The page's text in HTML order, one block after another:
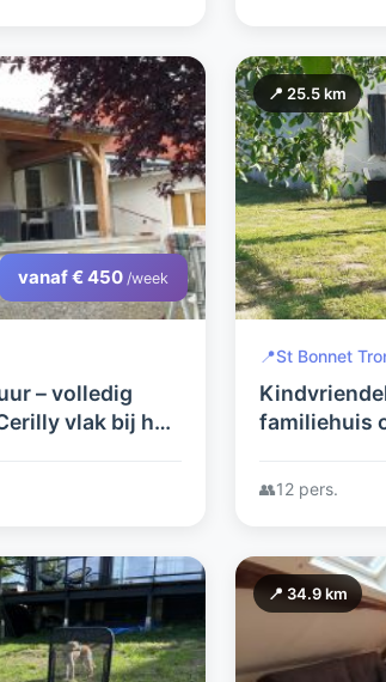
vanaf € 450 /week
– volledig
vlak bij het
📍 25.5 km
📍St Bonnet
familiehuis
en recreatie.
👥12 pers.
📍 34.9 km